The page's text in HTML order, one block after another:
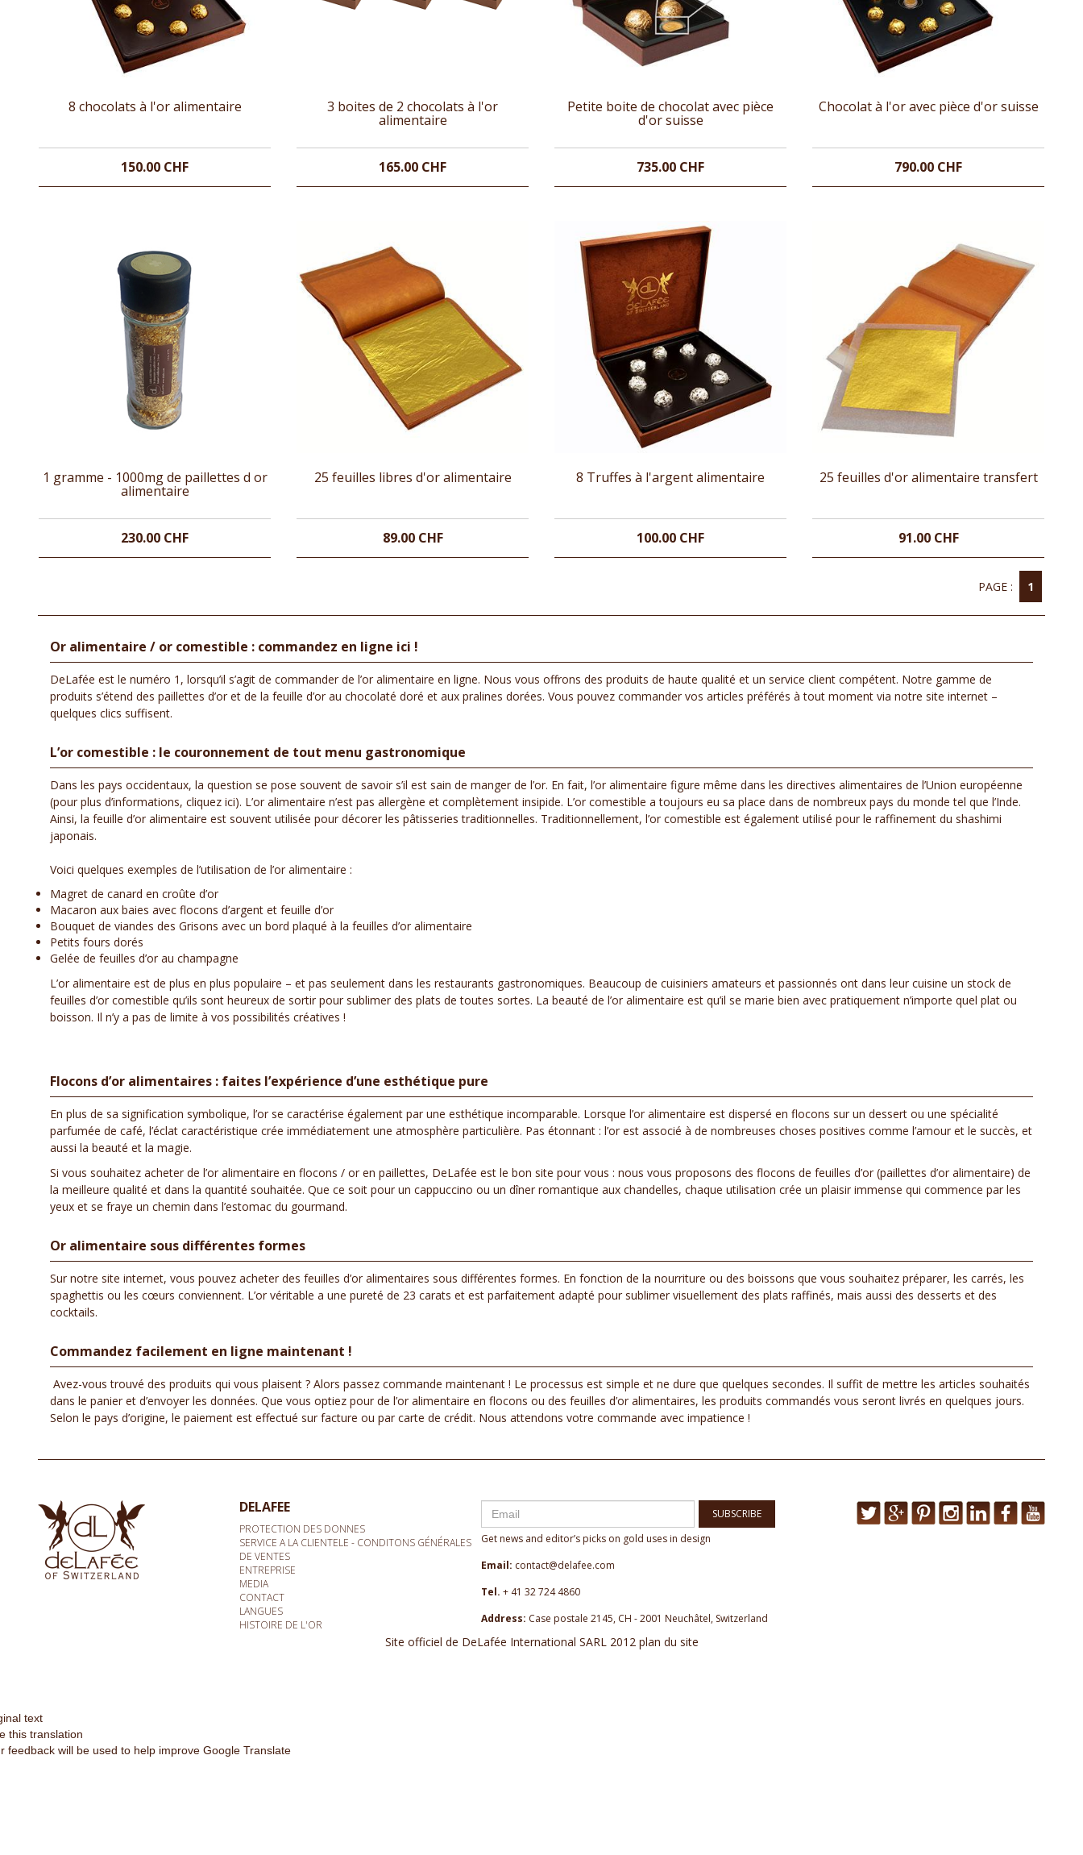
8 chocolats à l'or alimentaire
150.00 CHF
3 boites de 2 chocolats à l'or
alimentaire
165.00 CHF
Petite boite de chocolat avec pièce
d'or suisse
735.00 CHF
Chocolat à l'or avec pièce d'or suisse
790.00 CHF
1 gramme - 1000mg de paillettes d or
alimentaire
230.00 CHF
25 feuilles libres d'or alimentaire
89.00 CHF
8 Truffes à l'argent alimentaire
100.00 CHF
25 feuilles d'or alimentaire transfert
91.00 CHF
PAGE : 1
Or alimentaire / or comestible : commandez en ligne ici !
DeLafée est le numéro 1, lorsqu’il s’agit de commander de l’or alimentaire en ligne. Nous vous offrons des produits de haute qualité et un service client compétent. Notre gamme de
produits s’étend des paillettes d’or et de la feuille d’or au chocolaté doré et aux pralines dorées. Vous pouvez commander vos articles préférés à tout moment via notre site internet –
quelques clics suffisent.
L’or comestible : le couronnement de tout menu gastronomique
Dans les pays occidentaux, la question se pose souvent de savoir s’il est sain de manger de l’or. En fait, l’or alimentaire figure même dans les directives alimentaires de l’Union européenne
(pour plus d’informations, cliquez ici). L’or alimentaire n’est pas allergène et complètement insipide. L’or comestible a toujours eu sa place dans de nombreux pays du monde tel que l’Inde.
Ainsi, la feuille d’or alimentaire est souvent utilisée pour décorer les pâtisseries traditionnelles. Traditionnellement, l’or comestible est également utilisé pour le raffinement du shashimi
japonais.
Voici quelques exemples de l’utilisation de l’or alimentaire :
Magret de canard en croûte d’or
Macaron aux baies avec flocons d’argent et feuille d’or
Bouquet de viandes des Grisons avec un bord plaqué à la feuilles d’or alimentaire
Petits fours dorés
Gelée de feuilles d’or au champagne
L’or alimentaire est de plus en plus populaire – et pas seulement dans les restaurants gastronomiques. Beaucoup de cuisiniers amateurs et passionnés ont dans leur cuisine un stock de
feuilles d’or comestible qu’ils sont heureux de sortir pour sublimer des plats de toutes sortes. La beauté de l’or alimentaire est qu’il se marie bien avec pratiquement n’importe quel plat ou
boisson. Il n’y a pas de limite à vos possibilités créatives !
Flocons d’or alimentaires : faites l’expérience d’une esthétique pure
En plus de sa signification symbolique, l’or se caractérise également par une esthétique incomparable. Lorsque l’or alimentaire est dispersé en flocons sur un dessert ou une spécialité
parfumée de café, l’éclat caractéristique crée immédiatement une atmosphère particulière. Pas étonnant : l’or est associé à de nombreuses choses positives comme l’amour et le succès, et
aussi la beauté et la magie.
Si vous souhaitez acheter de l’or alimentaire en flocons / or en paillettes, DeLafée est le bon site pour vous : nous vous proposons des flocons de feuilles d’or (paillettes d’or alimentaire) de
la meilleure qualité et dans la quantité souhaitée. Que ce soit pour un cappuccino ou un dîner romantique aux chandelles, chaque utilisation crée un plaisir immense qui commence par les
yeux et se fraye un chemin dans l’estomac du gourmand.
Or alimentaire sous différentes formes
Sur notre site internet, vous pouvez acheter des feuilles d’or alimentaires sous différentes formes. En fonction de la nourriture ou des boissons que vous souhaitez préparer, les carrés, les
spaghettis ou les cœurs conviennent. L’or véritable a une pureté de 23 carats et est parfaitement adapté pour sublimer visuellement des plats raffinés, mais aussi des desserts et des
cocktails.
Commandez facilement en ligne maintenant !
Avez-vous trouvé des produits qui vous plaisent ? Alors passez commande maintenant ! Le processus est simple et ne dure que quelques secondes. Il suffit de mettre les articles souhaités
dans le panier et d’envoyer les données. Que vous optiez pour de l’or alimentaire en flocons ou des feuilles d’or alimentaires, les produits commandés vous seront livrés en quelques jours.
Selon le pays d’origine, le paiement est effectué sur facture ou par carte de crédit. Nous attendons votre commande avec impatience !
DELAFEE
PROTECTION DES DONNES
SERVICE A LA CLIENTELE - CONDITONS GÉNÉRALES
DE VENTES
ENTREPRISE
MEDIA
CONTACT
LANGUES
HISTOIRE DE L'OR
SUBSCRIBE
Get news and editor’s picks on gold uses in design
Email: contact@delafee.com
Tel. + 41 32 724 4860
Address: Case postale 2145, CH - 2001 Neuchâtel, Switzerland
Site officiel de DeLafée International SARL 2012 plan du site
text
this translation
feedback will be used to help improve Google Translate